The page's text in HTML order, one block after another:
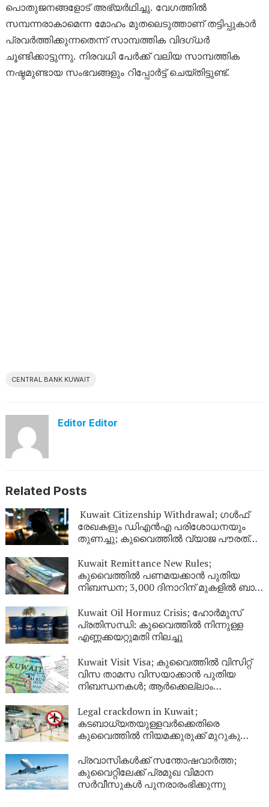
പൊതുജനങ്ങളോട് അഭ്യർഥിച്ചു. വേഗത്തിൽ
സമ്പന്നരാകാമെന്ന മോഹം മുതലെടുത്താണ് തട്ടിപ്പുകാർ
പ്രവർത്തിക്കുന്നതെന്ന് സാമ്പത്തിക വിദഗ്ധർ
ചൂണ്ടിക്കാട്ടുന്നു. നിരവധി പേർക്ക് വലിയ സാമ്പത്തിക
നഷ്ടമുണ്ടായ സംഭവങ്ങളും റിപ്പോർട്ട് ചെയ്തിട്ടുണ്ട്.
CENTRAL BANK KUWAIT
Editor Editor
Related Posts
Kuwait Citizenship Withdrawal; ഗൾഫ്
രേഖകളും ഡിഎൻഎ പരിശോധനയും
തുണച്ചു; കുവൈത്തിൽ വ്യാജ പൗരത്വം
Kuwait Remittance New Rules;
കുവൈത്തിൽ പണമയക്കാൻ പുതിയ
നിബന്ധന; 3,000 ദിനാറിന് മുകളിൽ ബാങ്ക്
Kuwait Oil Hormuz Crisis; ഹോർമുസ്
പ്രതിസന്ധി: കുവൈത്തിൽ നിന്നുള്ള
എണ്ണക്കയറ്റുമതി നിലച്ചു
Kuwait Visit Visa; കുവൈത്തിൽ വിസിറ്റ്
വിസ താമസ വിസയാക്കാൻ പുതിയ
നിബന്ധനകൾ; ആർക്കെല്ലാം
Legal crackdown in Kuwait;
കടബാധ്യതയുള്ളവർക്കെതിരെ
കുവൈത്തിൽ നിയമക്കുരുക്ക് മുറുകുന്നു;
യാത്രാവിലക്ക്
പ്രവാസികൾക്ക് സന്തോഷവാർത്ത;
കുവൈറ്റിലേക്ക് പ്രമുഖ വിമാന
സർവീസുകൾ പുനരാരംഭിക്കുന്നു